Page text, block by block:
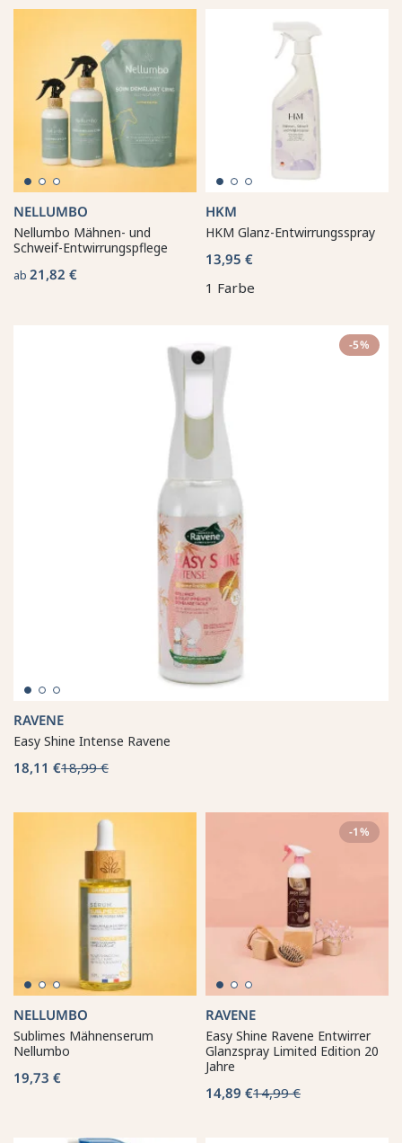
NELLUMBO
Nellumbo Mähnen- und
Schweif-Entwirrungspflege
ab 21,82 €
HKM
HKM Glanz-Entwirrungsspray
13,95 €
1 Farbe
-5%
RAVENE
Easy Shine Intense Ravene
18,11 €18,99 €
NELLUMBO
Sublimes Mähnenserum
Nellumbo
19,73 €
-1%
RAVENE
Easy Shine Ravene Entwirrer
Glanzspray Limited Edition 20
Jahre
14,89 €14,99 €